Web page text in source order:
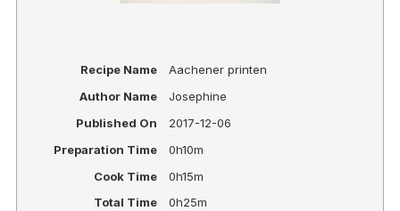
Recipe Name
Aachener printen
Author Name
Josephine
Published On
2017-12-06
Preparation Time
0h10m
Cook Time
0h15m
Total Time
0h25m